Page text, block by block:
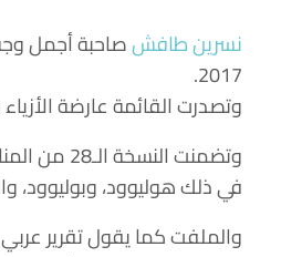
نسرين طافش
2017.
وتصدرت القائمة عارضة الأزياء والممثلة
وتضمنت
في ذلك هوليوود، وبوليوود،